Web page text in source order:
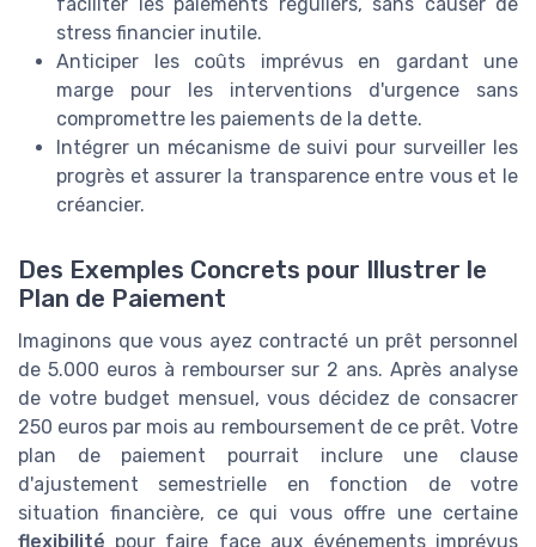
faciliter les paiements réguliers, sans causer de
stress financier inutile.
Anticiper les coûts imprévus en gardant une
marge pour les interventions d'urgence sans
compromettre les paiements de la dette.
Intégrer un mécanisme de suivi pour surveiller les
progrès et assurer la transparence entre vous et le
créancier.
Des Exemples Concrets pour Illustrer le
Plan de Paiement
Imaginons que vous ayez contracté un prêt personnel
de 5.000 euros à rembourser sur 2 ans. Après analyse
de votre budget mensuel, vous décidez de consacrer
250 euros par mois au remboursement de ce prêt. Votre
plan de paiement pourrait inclure une clause
d'ajustement semestrielle en fonction de votre
situation financière, ce qui vous offre une certaine
flexibilité pour faire face aux événements imprévus